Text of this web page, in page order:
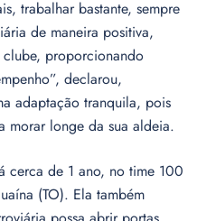
trabalhar bastante, sempre
de maneira positiva,
proporcionando
declarou,
adaptação tranquila, pois
morar longe da sua aldeia.
cerca de 1 ano, no time 100
(TO). Ela também